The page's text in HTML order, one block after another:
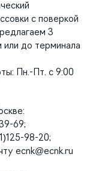
с поверкой
3
или до терминала
Пн.-Пт. с 9:00
69;
98-20;
ecnk@ecnk.ru